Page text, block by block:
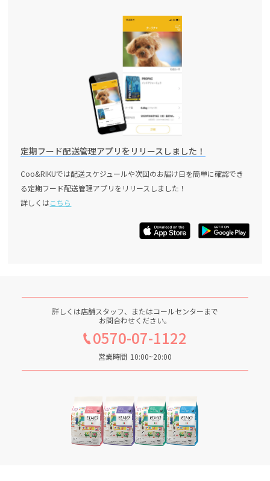
定期フード配送管理アプリをリリースしました！
Coo&RIKUでは配送スケジュールや次回のお届け日を簡単に確認でき
る定期フード配送管理アプリをリリースしました！
詳しくはこちら
詳しくは店舗スタッフ、またはコールセンターまで
お問合わせください。
0570-07-1122
営業時間 10:00~20:00